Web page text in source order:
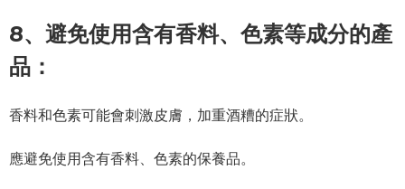
8、 避免使用含有香料、色素等成分的產
品：
香料和色素可能會刺激皮膚，加重酒糟的症狀。
應避免使用含有香料、色素的保養品。